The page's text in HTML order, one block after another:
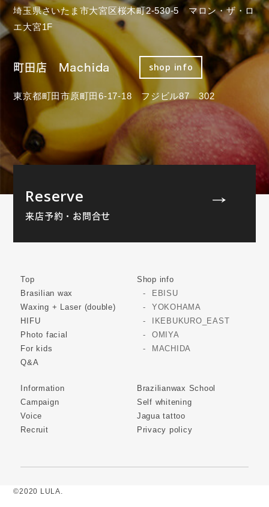
埼玉県さいたま市大宮区桜木町2-530-5 マロン・ザ・ロ
エ大宮1F
町田店 Machida shop info
東京都町田市原町田6-17-18 フジビル87 302
Reserve
来店予約・お問合せ
Top
Brasilian wax
Waxing + Laser (double)
HIFU
Photo facial
For kids
Q&A
Shop info
EBISU
YOKOHAMA
IKEBUKURO_EAST
OMIYA
MACHIDA
Information
Campaign
Voice
Recruit
Brazilianwax School
Self whitening
Jagua tattoo
Privacy policy
©2020 LULA.